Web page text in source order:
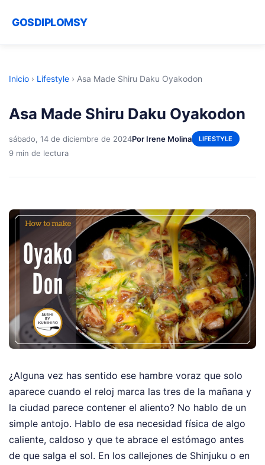
GOSDIPLOMSY
Inicio › Lifestyle › Asa Made Shiru Daku Oyakodon
Asa Made Shiru Daku Oyakodon
sábado, 14 de diciembre de 2024Por Irene Molina LIFESTYLE
9 min de lectura
¿Alguna vez has sentido ese hambre voraz que solo
aparece cuando el reloj marca las tres de la mañana y
la ciudad parece contener el aliento? No hablo de un
simple antojo. Hablo de esa necesidad física de algo
caliente, caldoso y que te abrace el estómago antes
de que salga el sol. En los callejones de Shinjuku o en